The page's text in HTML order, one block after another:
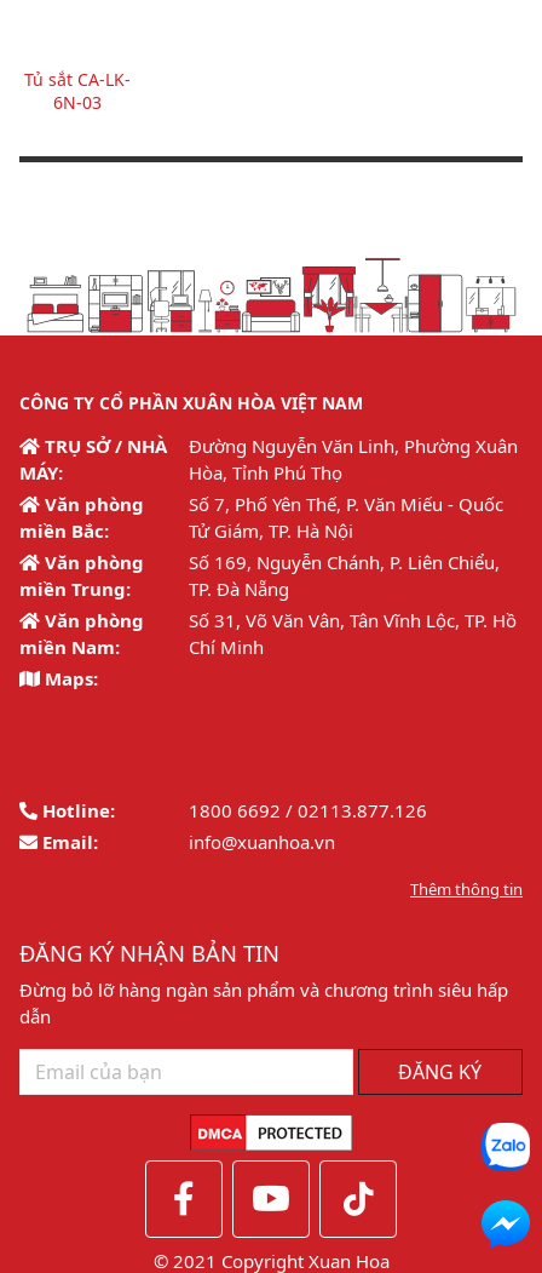
Tủ sắt CA-LK-
6N-03
CÔNG TY CỔ PHẦN XUÂN HÒA VIỆT NAM
TRỤ SỞ / NHÀ
MÁY:
Đường Nguyễn Văn Linh, Phường Xuân
Hòa, Tỉnh Phú Thọ
Văn phòng
miền Bắc:
Số 7, Phố Yên Thế, P. Văn Miếu - Quốc
Tử Giám, TP. Hà Nội
Văn phòng
miền Trung:
Số 169, Nguyễn Chánh, P. Liên Chiểu,
TP. Đà Nẵng
Văn phòng
miền Nam:
Số 31, Võ Văn Vân, Tân Vĩnh Lộc, TP. Hồ
Chí Minh
Maps:
Hotline:
1800 6692 / 02113.877.126
Email:
info@xuanhoa.vn
Thêm thông tin
© 2021 Copyright Xuan Hoa
ĐĂNG KÝ NHẬN BẢN TIN
Đừng bỏ lỡ hàng ngàn sản phẩm và chương trình siêu hấp
dẫn
ĐĂNG KÝ